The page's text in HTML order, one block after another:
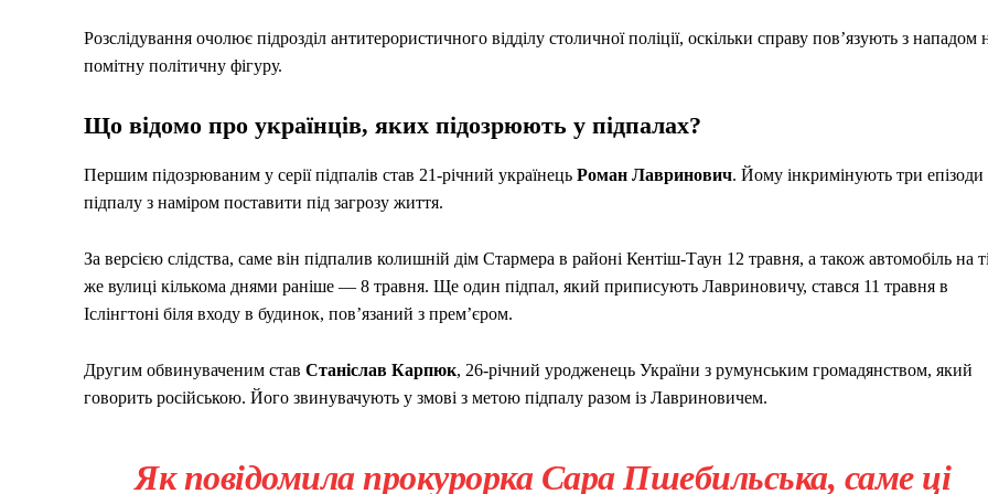
Розслідування очолює підрозділ антитерористичного відділу столичної поліції, оскільки справу пов’язують з нападом
помітну політичну фігуру.
Що відомо про українців, яких підозрюють у підпалах?
Першим підозрюваним у серії підпалів став 21-річний українець Роман Лавринович. Йому інкримінують три епізоди
підпалу з наміром поставити під загрозу життя.
За версією слідства, саме він підпалив колишній дім Стармера в районі Кентіш-Таун 12 травня, а також автомобіль на
же вулиці кількома днями раніше — 8 травня. Ще один підпал, який приписують Лавриновичу, стався 11 травня в
Іслінгтоні біля входу в будинок, пов’язаний з прем’єром.
Другим обвинуваченим став Станіслав Карпюк, 26-річний уродженець України з румунським громадянством, який
говорить російською. Його звинувачують у змові з метою підпалу разом із Лавриновичем.
Як повідомила прокурорка Сара Пшебильська, саме ці